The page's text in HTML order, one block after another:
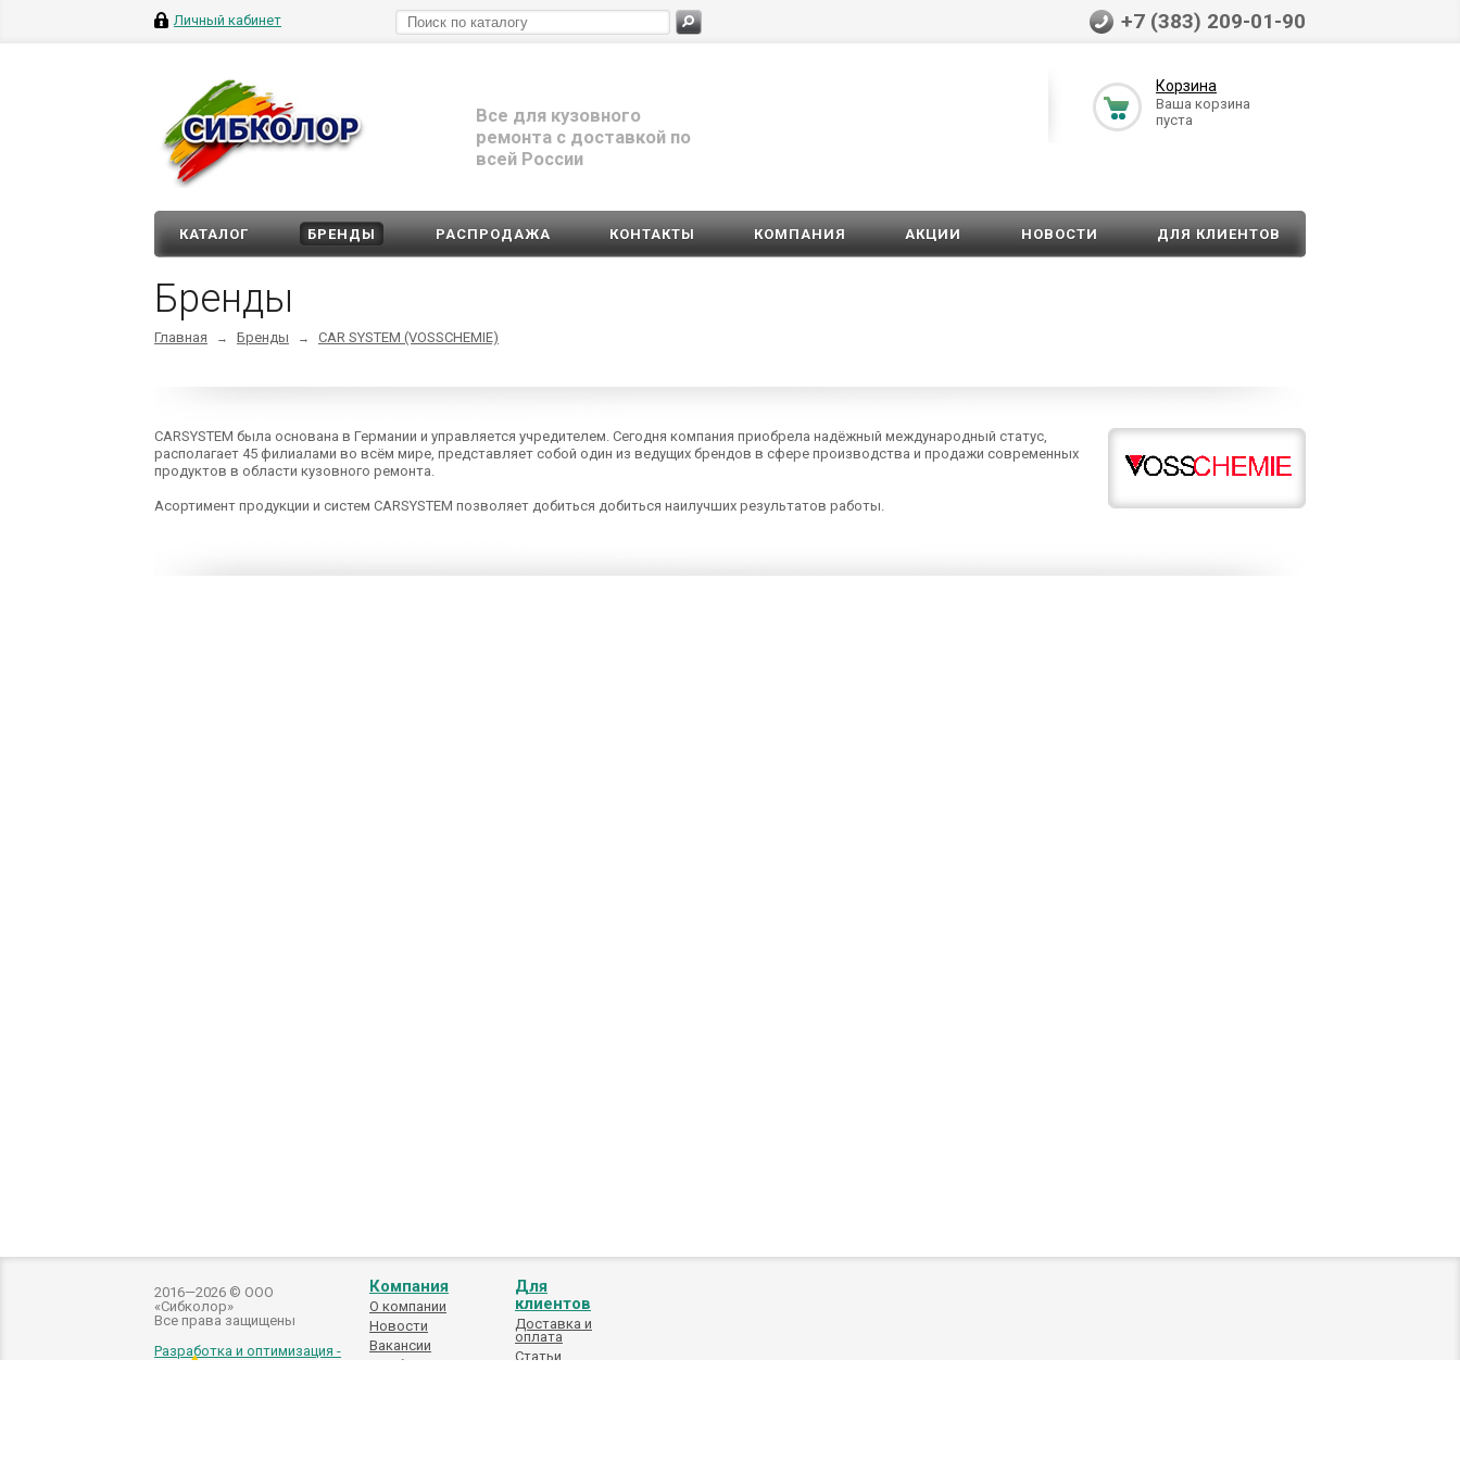
Личный кабинет +7 (383) 209-01-90
Все для кузовного
ремонта с доставкой по
всей России
Корзина
Ваша корзина
пуста
КАТАЛОГ БРЕНДЫ РАСПРОДАЖА КОНТАКТЫ КОМПАНИЯ АКЦИИ НОВОСТИ ДЛЯ КЛИЕНТОВ
Бренды
Главная → Бренды → CAR SYSTEM (VOSSСHEMIE)
CARSYSTEM была основана в Германии и управляется учредителем. Сегодня компания приобрела надёжный международный статус,
располагает 45 филиалами во всём мире, представляет собой один из ведущих брендов в сфере производства и продажи современных
продуктов в области кузовного ремонта.
Асортимент продукции и систем CARSYSTEM позволяет добиться добиться наилучших результатов работы.
2016—2026 © ООО
«Сибколор»
Все права защищены
Разработка и оптимизация -
Компания
О компании
Новости
Вакансии
Подбор
Для
клиентов
Доставка и
оплата
Статьи